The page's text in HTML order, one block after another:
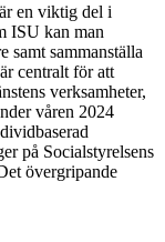
en viktig del i
ISU kan man
samt sammanställa
centralt för att
verksamheter,
våren 2024
på Socialstyrelsens
övergripande